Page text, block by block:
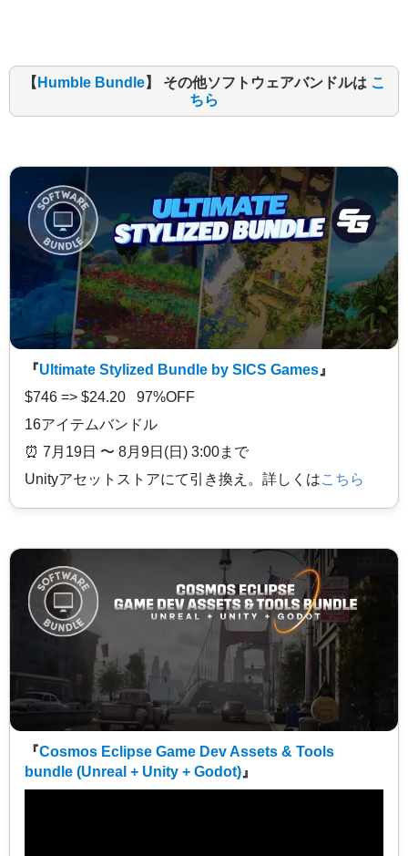
【 Humble Bundle】 その他ソフトウェアバンドルは こ
ちら
『Ultimate Stylized Bundle by SICS Games 』
$746 => $24.20 97%OFF
16アイテムバンドル
⏰️ 7月19日 〜 8月9日(日) 3:00まで
Unityアセットストアにて引き換え。詳しくはこちら
『Cosmos Eclipse Game Dev Assets & Tools
bundle (Unreal + Unity + Godot) 』